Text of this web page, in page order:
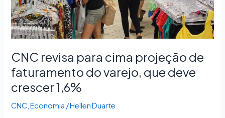
CNC revisa para cima projeção de
faturamento do varejo, que deve
crescer 1,6%
CNC,Economia /Hellen Duarte
varejo,
que
deve
crescer
1,6%